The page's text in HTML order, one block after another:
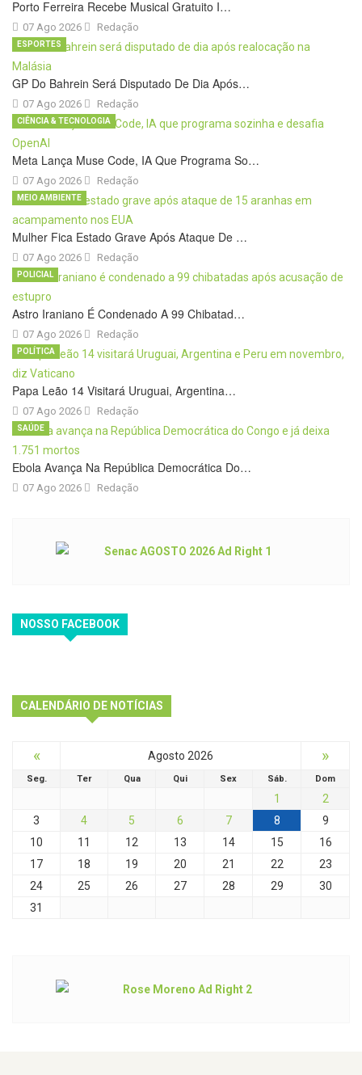
Porto Ferreira Recebe Musical Gratuito I…
07 Ago 2026 Redação
GP Do Bahrein Será Disputado De Dia Após…
07 Ago 2026
ESPORTES
Redação
Meta Lança Muse Code, IA Que Programa So…
07 Ago 2026
CIÊNCIA & TECNOLOGIA
Redação
Mulher Fica Estado Grave Após Ataque De …
07 Ago 2026
MEIO AMBIENTE
Redação
Astro Iraniano É Condenado A 99 Chibatad…
07 Ago 2026
POLICIAL
Redação
Papa Leão 14 Visitará Uruguai, Argentina…
07 Ago 2026
POLÍTICA
Redação
Ebola Avança Na República Democrática Do…
07 Ago 2026
SAÚDE
Redação
NOSSO FACEBOOK
CALENDÁRIO DE NOTÍCIAS
« Agosto 2026 »
Seg. Ter Qua Qui Sex Sáb. Dom
1
2
3
4 5 6 7 8
9
10
11 12 13 14 15
16
17
18 19 20 21 22
23
24
25 26 27 28 29
30
31